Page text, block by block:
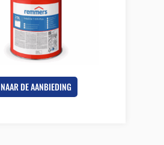
NAAR DE AANBIEDING